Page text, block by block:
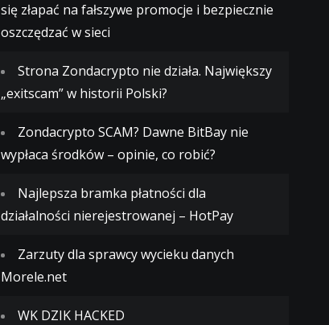
się złapać na fałszywe promocje i bezpiecznie
oszczędzać w sieci
Strona Zondacrypto nie działa. Największy
„exitscam” w historii Polski?
Zondacrypto SCAM? Dawne BitBay nie
wypłaca środków – opinie, co robić?
Najlepsza bramka płatności dla
działalności nierejestrowanej – HotPay
Zarzuty dla sprawcy wycieku danych
Morele.net
WK DZIK HACKED